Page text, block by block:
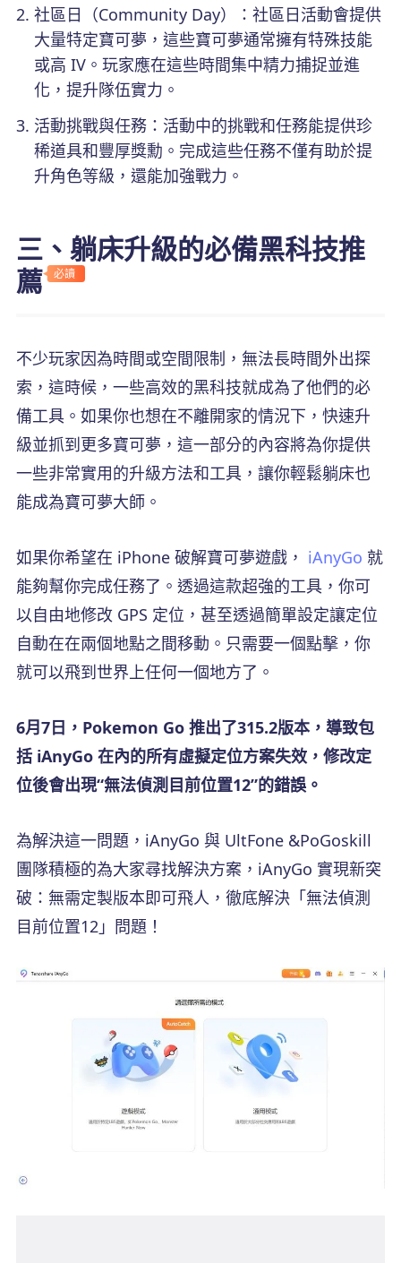
社區日（Community Day）：社區日活動會提供
大量特定寶可夢，這些寶可夢通常擁有特殊技能
或高 IV。玩家應在這些時間集中精力捕捉並進
化，提升隊伍實力。
活動挑戰與任務：活動中的挑戰和任務能提供珍
稀道具和豐厚獎勳。完成這些任務不僅有助於提
升角色等級，還能加強戰力。
三、躺床升級的必備黑科技推
薦
必讀
不少玩家因為時間或空間限制，無法長時間外出探
索，這時候，一些高效的黑科技就成為了他們的必
備工具。如果你也想在不離開家的情況下，快速升
級並抓到更多寶可夢，這一部分的內容將為你提供
一些非常實用的升級方法和工具，讓你輕鬆躺床也
能成為寶可夢大師。
如果你希望在 iPhone 破解寶可夢遊戲， iAnyGo 就
能夠幫你完成任務了。透過這款超強的工具，你可
以自由地修改 GPS 定位，甚至透過簡單設定讓定位
自動在在兩個地點之間移動。只需要一個點擊，你
就可以飛到世界上任何一個地方了。
6月7日，Pokemon Go 推出了315.2版本，導致包
括 iAnyGo 在內的所有虛擬定位方案失效，修改定
位後會出現“無法偵測目前位置12”的錯誤。
為解決這一問題，iAnyGo 與 UltFone &PoGoskill
團隊積極的為大家尋找解決方案，iAnyGo 實現新突
破：無需定製版本即可飛人，徹底解決「無法偵測
目前位置12」問題！